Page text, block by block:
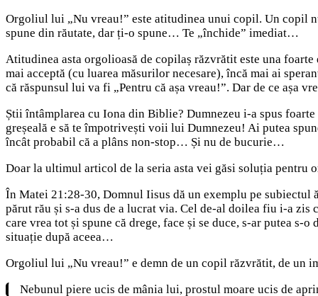
Orgoliul lui „Nu vreau!” este atitudinea unui copil. Un copil
spune din răutate, dar ți-o spune… Te „închide” imediat…
Atitudinea asta orgolioasă de copilaș răzvrătit este una
mai acceptă (cu luarea măsurilor necesare), încă mai ai
că răspunsul lui va fi „Pentru că așa vreau!”. Dar de ce așa
Știi întâmplarea cu Iona din Biblie? Dumnezeu i-a spus
greșeală e să te împotrivești voii lui Dumnezeu! Ai putea
încât probabil că a plâns non-stop… Și nu de bucurie…
Doar la ultimul articol de la seria asta vei găsi soluția pentru
În Matei 21:28-30, Domnul Iisus dă un exemplu pe
părut rău și s-a dus de a lucrat via. Cel de-al doilea fiu i-a
care vrea tot și spune că drege, face și se duce, s-ar putea s-
situație după aceea…
Orgoliul lui „Nu vreau!” e demn de un copil răzvrătit, de un
Nebunul piere ucis de mânia lui, prostul moare ucis de